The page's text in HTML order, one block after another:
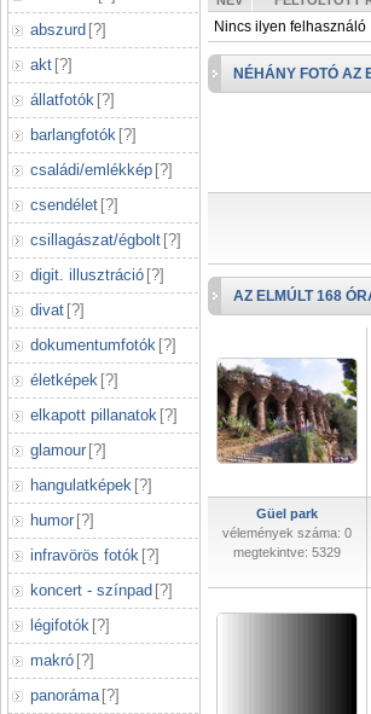
abszurd [?]
akt [?]
állatfotók [?]
barlangfotók [?]
családi/emlékkép [?]
csendélet [?]
csillagászat/égbolt [?]
digit. illusztráció [?]
divat [?]
dokumentumfotók [?]
életképek [?]
elkapott pillanatok [?]
glamour [?]
hangulatképek [?]
humor [?]
infravörös fotók [?]
koncert - színpad [?]
légifotók [?]
makró [?]
panoráma [?]
Nincs ilyen felhasználó
NÉHÁNY FOTÓ AZ
AZ ELMÚLT 168
Güel park
vélemények száma: 0
megtekintve: 5329